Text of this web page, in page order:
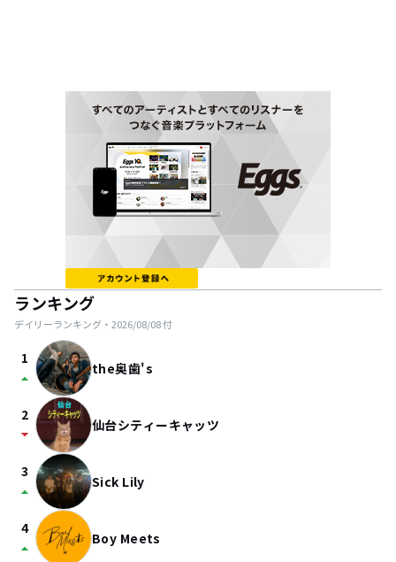
ランキング
デイリーランキング・ 2026/08/08付
1
arrow_drop_up the奥歯's
2
arrow_drop_down 仙台シティーキャッツ
3
arrow_drop_up Sick Lily
4
arrow_drop_up Boy Meets